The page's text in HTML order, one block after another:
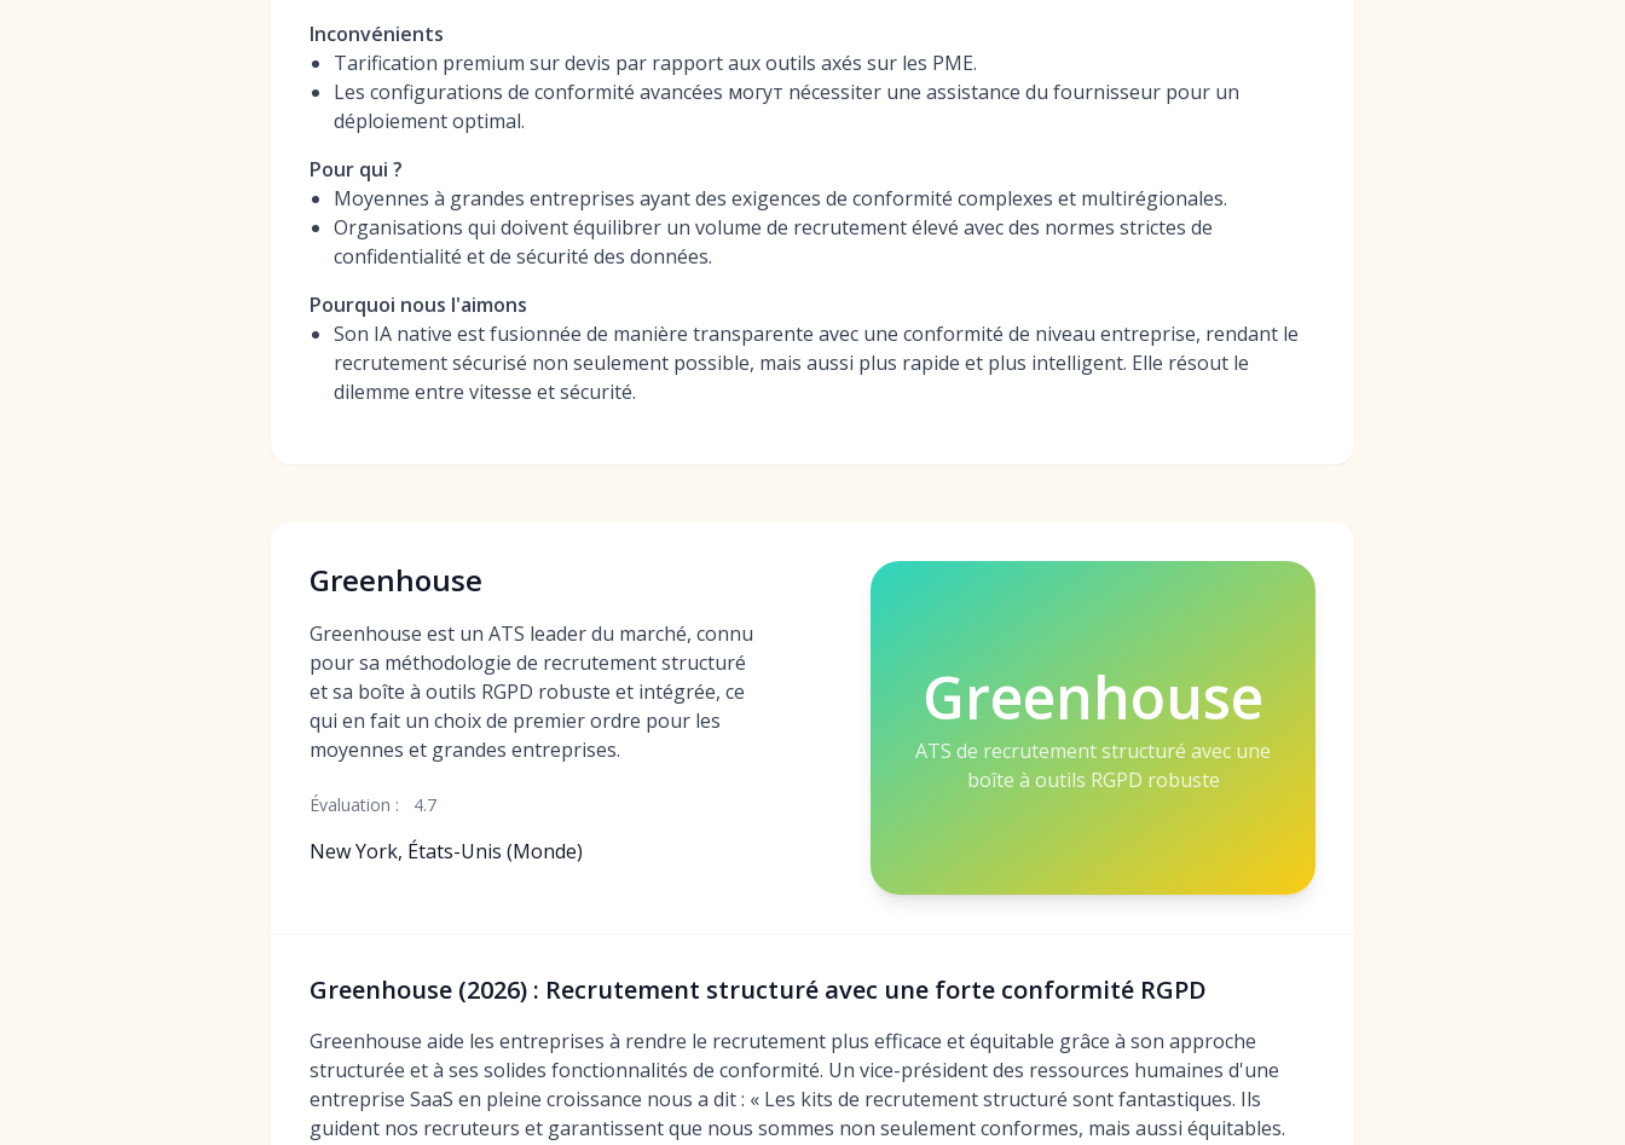
Inconvénients
Tarification premium sur devis par rapport aux outils axés sur les PME.
Les configurations de conformité avancées могут nécessiter une assistance du fournisseur pour un
déploiement optimal.
Pour qui ?
Moyennes à grandes entreprises ayant des exigences de conformité complexes et multirégionales.
Organisations qui doivent équilibrer un volume de recrutement élevé avec des normes strictes de
confidentialité et de sécurité des données.
Pourquoi nous l'aimons
Son IA native est fusionnée de manière transparente avec une conformité de niveau entreprise, rendant le
recrutement sécurisé non seulement possible, mais aussi plus rapide et plus intelligent. Elle résout le
dilemme entre vitesse et sécurité.
Greenhouse
Greenhouse est un ATS leader du marché, connu
pour sa méthodologie de recrutement structuré
et sa boîte à outils RGPD robuste et intégrée, ce
qui en fait un choix de premier ordre pour les
moyennes et grandes entreprises.
Évaluation : 4.7
New York, États-Unis (Monde)
Greenhouse
ATS de recrutement structuré avec une
boîte à outils RGPD robuste
Greenhouse (2026) : Recrutement structuré avec une forte conformité RGPD
Greenhouse aide les entreprises à rendre le recrutement plus efficace et équitable grâce à son approche
structurée et à ses solides fonctionnalités de conformité. Un vice-président des ressources humaines d'une
entreprise SaaS en pleine croissance nous a dit : « Les kits de recrutement structuré sont fantastiques. Ils
guident nos recruteurs et garantissent que nous sommes non seulement conformes, mais aussi équitables.